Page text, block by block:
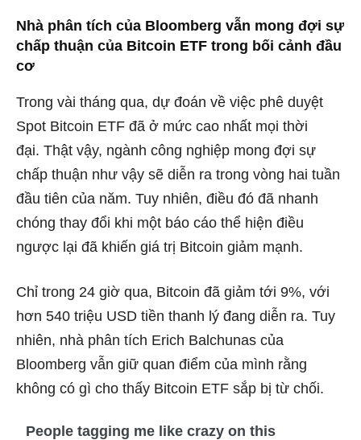
Nhà phân tích của Bloomberg vẫn mong đợi sự
chấp thuận của Bitcoin ETF trong bối cảnh đầu
cơ
Trong vài tháng qua, dự đoán về việc phê duyệt
Spot Bitcoin ETF đã ở mức cao nhất mọi thời
đại. Thật vậy, ngành công nghiệp mong đợi sự
chấp thuận như vậy sẽ diễn ra trong vòng hai tuần
đầu tiên của năm. Tuy nhiên, điều đó đã nhanh
chóng thay đổi khi một báo cáo thể hiện điều
ngược lại đã khiến giá trị Bitcoin giảm mạnh.
Chỉ trong 24 giờ qua, Bitcoin đã giảm tới 9%, với
hơn 540 triệu USD tiền thanh lý đang diễn ra. Tuy
nhiên, nhà phân tích Erich Balchunas của
Bloomberg vẫn giữ quan điểm của mình rằng
không có gì cho thấy Bitcoin ETF sắp bị từ chối.
People tagging me like crazy on this